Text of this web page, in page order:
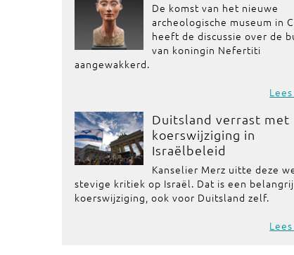
De komst van het nieuwe
archeologische museum in
heeft de discussie over de
van koningin Nefertiti
aangewakkerd.
Duitsland verrast met
koerswijziging in
Israëlbeleid
Kanselier Merz uitte deze
stevige kritiek op Israël. Dat is een
koerswijziging, ook voor Duitsland zelf.